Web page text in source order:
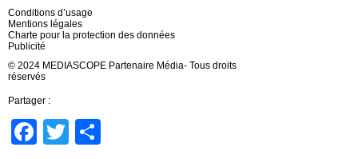
Conditions d’usage
Mentions légales
Charte pour la protection des données
Publicité
© 2024 MEDIASCOPE Partenaire Média- Tous droits
réservés
Partager :
Facebook
Twitter